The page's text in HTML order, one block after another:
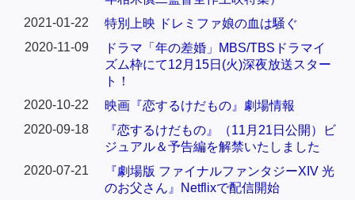
2021-01-22
特別上映 ドレミファ娘の血は騒ぐ
2020-11-09
ドラマ「年の差婚」MBS/TBSドラマイ
ズム枠にて12月15日(火)深夜放送スター
ト！
2020-10-22
映画『恋するけだもの』劇場情報
2020-09-18
『恋するけだもの』（11月21日公開）ビ
ジュアル＆予告編を解禁いたしました
2020-07-21
『劇場版 ファイナルファンタジーXIV 光
のお父さん』Netflixで配信開始